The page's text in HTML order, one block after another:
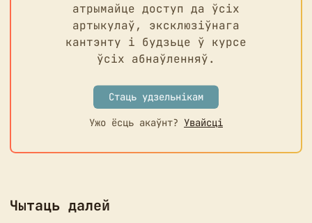
атрымайце доступ да ўсіх
артыкулаў, эксклюзіўнага
кантэнту і будзьце ў курсе
ўсіх абнаўленняў.
Стаць удзельнікам
Ужо ёсць акаўнт? Увайсці
Чытаць далей